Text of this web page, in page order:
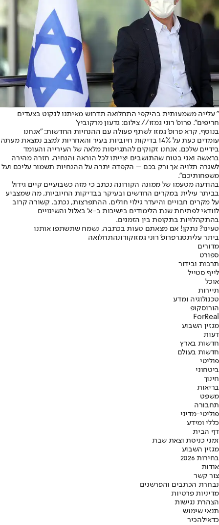
" עלייה משמעותית בהיקפי התחלואה תדרוש מאיתנו לנקוט בצעדים
חריפים". פרופ' רוני גמזו// צילום: גדעון מרקוביץ'
בנוסף, קרא פרופ' גמזו לשתף פעולה עם ההנחיות החדשות: "אנחנו
עומדים כעת על 14% בדיקות חיוביות בעיר והאחריות למצב נמצאת מעתה
בידיים שלכם. אנחנו זקוקים להתגייסות מלאה של העירייה והעומד
בראשה ואני בטוח שהתושבים יצייתו לכל הוראה והנחיה. חזרה מהירה
לשגרה תלויה אך ורק בכם – הקפדה יתרה על ההנחיות תשמור עליכם ועל
משפחותיכם".
בהודעה מטעמו של ממונה הקורונה נכתב כי מזה כשבועיים קיים גידול
בביתר עילית במקרים החדשים ובעיקר בבדיקות החיוביות, מה שמצביע
על מקרים חבויים והיעדר גילוי חולים. ההתפרצות, נכתב, קשורה קרוב
לוודאי לפתיחת שנת הלימודים בישיבות ב-א' באלול והשינויים
בהתקהלויות בתקופת בין הזמנים.
טעינו? נתקן! אם מצאתם טעות בכתבה, נשמח שתשתפו אותנו
ביתר עליתסגרפרופ' רוני גמזוקורונהתחלואה
מדורים
ספורט
תרבות ובידור
לייף סטייל
אוכל
תיירות
טכנולוגיה ומדע
הורוסקופ
ForReal
מגזין השבוע
דעות
חדשות בארץ
חדשות בעולם
פוליטי
ביטחוני
חינוך
בריאות
משפט
תחבורה
פוליטי-מדיני
כללי ומידע
דף הבית
זמני כניסת וצאת שבת
מגזין השבוע
בחירות 2026
אודות
צור קשר
נבחרת הכתבים והפרשנים
מדיניות פרטיות
הצהרת נגישות
תנאי שימוש
כדאילהכיר